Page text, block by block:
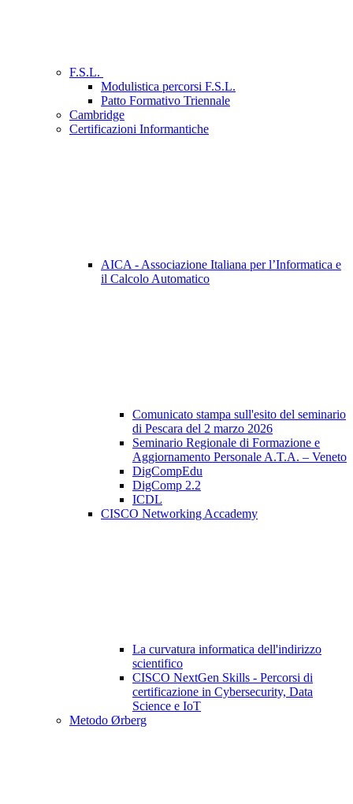
F.S.L.
Modulistica percorsi F.S.L.
Patto Formativo Triennale
Cambridge
Certificazioni Informantiche
AICA - Associazione Italiana per l’Informatica e
il Calcolo Automatico
Comunicato stampa sull'esito del seminario
di Pescara del 2 marzo 2026
Seminario Regionale di Formazione e
Aggiornamento Personale A.T.A. – Veneto
DigCompEdu
DigComp 2.2
ICDL
CISCO Networking Accademy
La curvatura informatica dell'indirizzo
scientifico
CISCO NextGen Skills - Percorsi di
certificazione in Cybersecurity, Data
Science e IoT
Metodo Ørberg